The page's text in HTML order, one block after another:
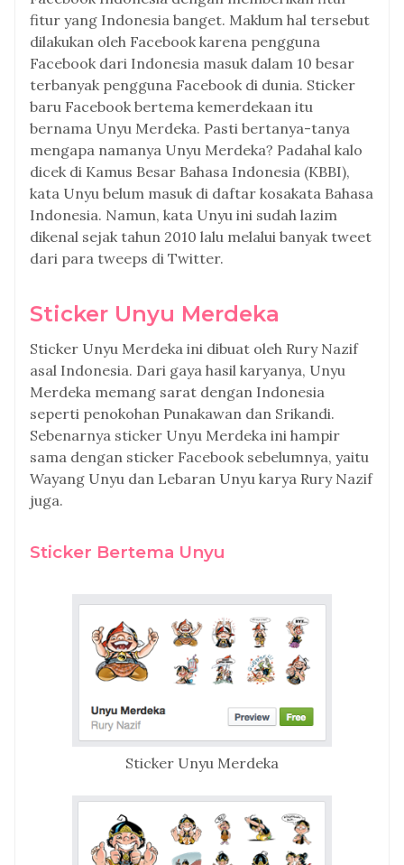
fitur yang Indonesia banget. Maklum hal tersebut
dilakukan oleh Facebook karena pengguna
Facebook dari Indonesia masuk dalam 10 besar
terbanyak pengguna Facebook di dunia. Sticker
baru Facebook bertema kemerdekaan itu
bernama Unyu Merdeka. Pasti bertanya-tanya
mengapa namanya Unyu Merdeka? Padahal kalo
dicek di Kamus Besar Bahasa Indonesia (KBBI),
kata Unyu belum masuk di daftar kosakata Bahasa
Indonesia. Namun, kata Unyu ini sudah lazim
dikenal sejak tahun 2010 lalu melalui banyak tweet
dari para tweeps di Twitter.
Sticker Unyu Merdeka
Sticker Unyu Merdeka ini dibuat oleh Rury Nazif
asal Indonesia. Dari gaya hasil karyanya, Unyu
Merdeka memang sarat dengan Indonesia
seperti penokohan Punakawan dan Srikandi.
Sebenarnya sticker Unyu Merdeka ini hampir
sama dengan sticker Facebook sebelumnya, yaitu
Wayang Unyu dan Lebaran Unyu karya Rury Nazif
juga.
Sticker Bertema Unyu
Sticker Unyu Merdeka